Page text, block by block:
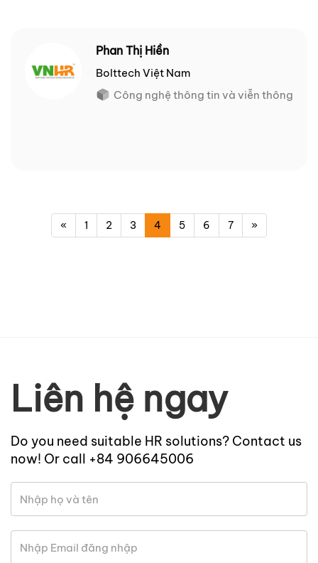
Phan Thị Hiền
Bolttech Việt Nam
Công nghệ thông tin và viễn thông
« 1 2 3 4 5 6 7 »
Liên hệ ngay
Do you need suitable HR solutions? Contact us
now! Or call +84 906645006